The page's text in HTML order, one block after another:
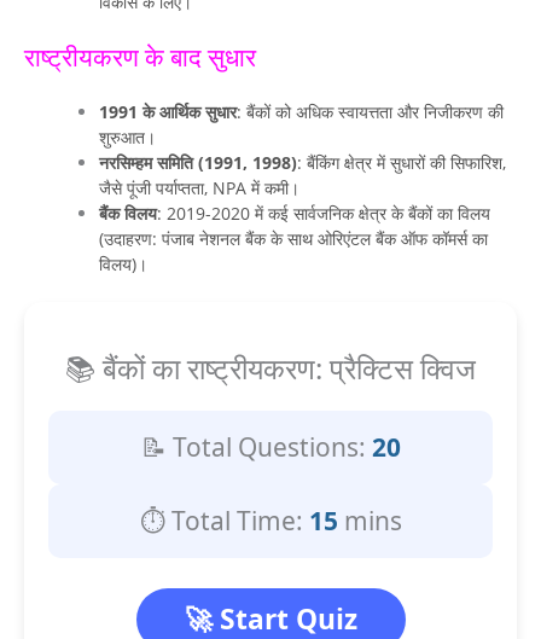
राष्ट्रीयकरण के बाद सुधार
1991 के आर्थिक सुधार: बैंकों को अधिक स्वायत्तता और निजीकरण की
शुरुआत।
नरसिम्हम समिति (1991, 1998): बैंकिंग क्षेत्र में सुधारों की सिफारिश,
जैसे पूंजी पर्याप्तता, NPA में कमी।
बैंक विलय: 2019-2020 में कई सार्वजनिक क्षेत्र के बैंकों का विलय
(उदाहरण: पंजाब नेशनल बैंक के साथ ओरिएंटल बैंक ऑफ कॉमर्स का
विलय)।
📚 बैंकों का राष्ट्रीयकरण: प्रैक्टिस क्विज
📝 Total Questions: 20
⏱️ Total Time: 15 mins
🚀 Start Quiz